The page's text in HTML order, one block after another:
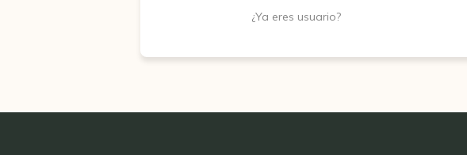
¿Ya eres usuario?